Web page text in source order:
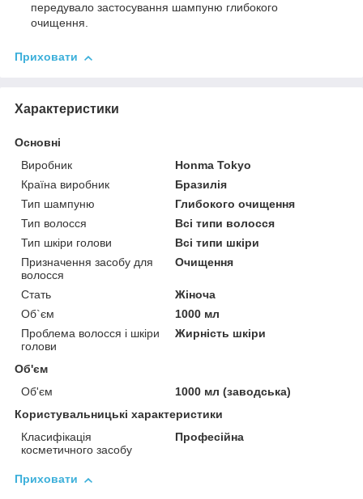
передувало застосування шампуню глибокого
очищення.
Приховати
Характеристики
Основні
Виробник
Honma Tokyo
Країна виробник
Бразилія
Тип шампуню
Глибокого очищення
Тип волосся
Всі типи волосся
Тип шкіри голови
Всі типи шкіри
Призначення засобу для
волосся
Очищення
Стать
Жіноча
Об`єм
1000 мл
Проблема волосся і шкіри
голови
Жирність шкіри
Об'єм
Об'єм
1000 мл (заводська)
Користувальницькі характеристики
Класифікація
косметичного засобу
Професійна
Приховати